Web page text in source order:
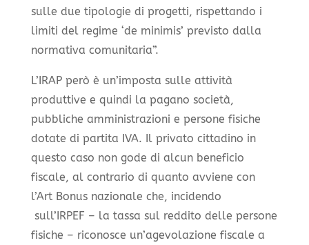
sulle due tipologie di progetti, rispettando i
limiti del regime ‘de minimis’ previsto dalla
normativa comunitaria”.
L’IRAP però è un’imposta sulle attività
produttive e quindi la pagano società,
pubbliche amministrazioni e persone fisiche
dotate di partita IVA. Il privato cittadino in
questo caso non gode di alcun beneficio
fiscale, al contrario di quanto avviene con
l’Art Bonus nazionale che, incidendo
sull’IRPEF – la tassa sul reddito delle persone
fisiche – riconosce un’agevolazione fiscale a